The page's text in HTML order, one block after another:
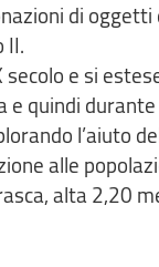
di
II.
secolo e si
e quindi
l’aiuto
alle
alta 2,20